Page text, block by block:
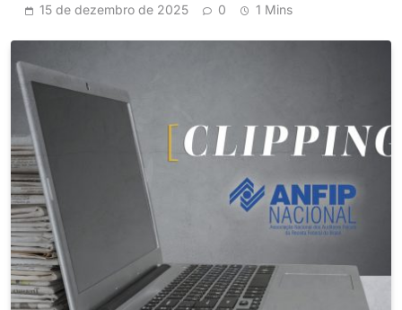
15 de dezembro de 2025 0 1 Mins